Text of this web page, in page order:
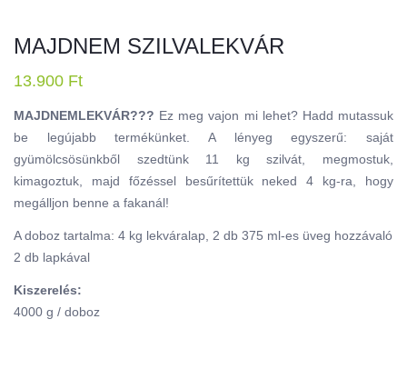
MAJDNEM SZILVALEKVÁR
13.900 Ft
MAJDNEMLEKVÁR??? Ez meg vajon mi lehet? Hadd mutassuk
be legújabb termékünket. A lényeg egyszerű: saját
gyümölcsösünkből szedtünk 11 kg szilvát, megmostuk,
kimagoztuk, majd főzéssel besűrítettük neked 4 kg-ra, hogy
megálljon benne a fakanál!
A doboz tartalma: 4 kg lekváralap, 2 db 375 ml-es üveg hozzávaló
2 db lapkával
Kiszerelés:
4000 g / doboz